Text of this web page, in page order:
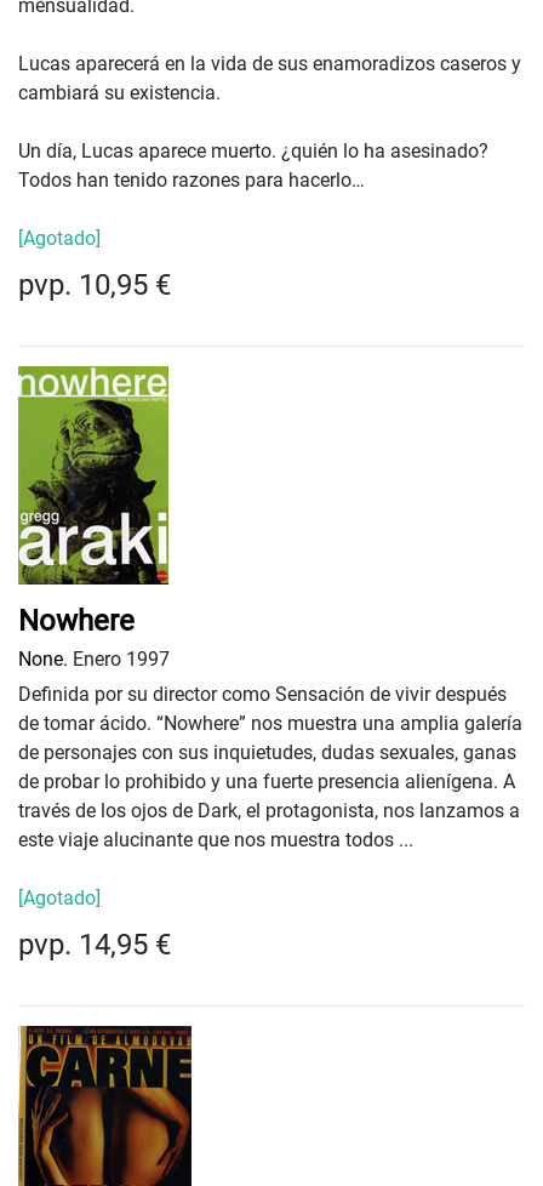
mensualidad.
Lucas aparecerá en la vida de sus enamoradizos caseros y
cambiará su existencia.
Un día, Lucas aparece muerto. ¿quién lo ha asesinado?
Todos han tenido razones para hacerlo…
[Agotado]
pvp. 10,95 €
Nowhere
None. Enero 1997
Definida por su director como Sensación de vivir después
de tomar ácido. “Nowhere” nos muestra una amplia galería
de personajes con sus inquietudes, dudas sexuales, ganas
de probar lo prohibido y una fuerte presencia alienígena. A
través de los ojos de Dark, el protagonista, nos lanzamos a
este viaje alucinante que nos muestra todos ...
[Agotado]
pvp. 14,95 €